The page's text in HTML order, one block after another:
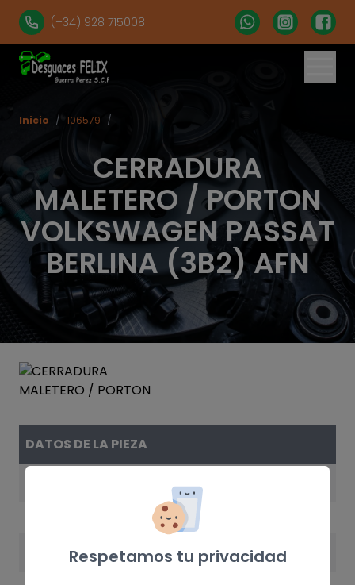
(+34) 928 715008
CERRADURA
MALETERO / PORTON
VOLKSWAGEN PASSAT
BERLINA (3B2) AFN
Inicio / 106579 /
DATOS DE LA PIEZA
Respetamos tu privacidad